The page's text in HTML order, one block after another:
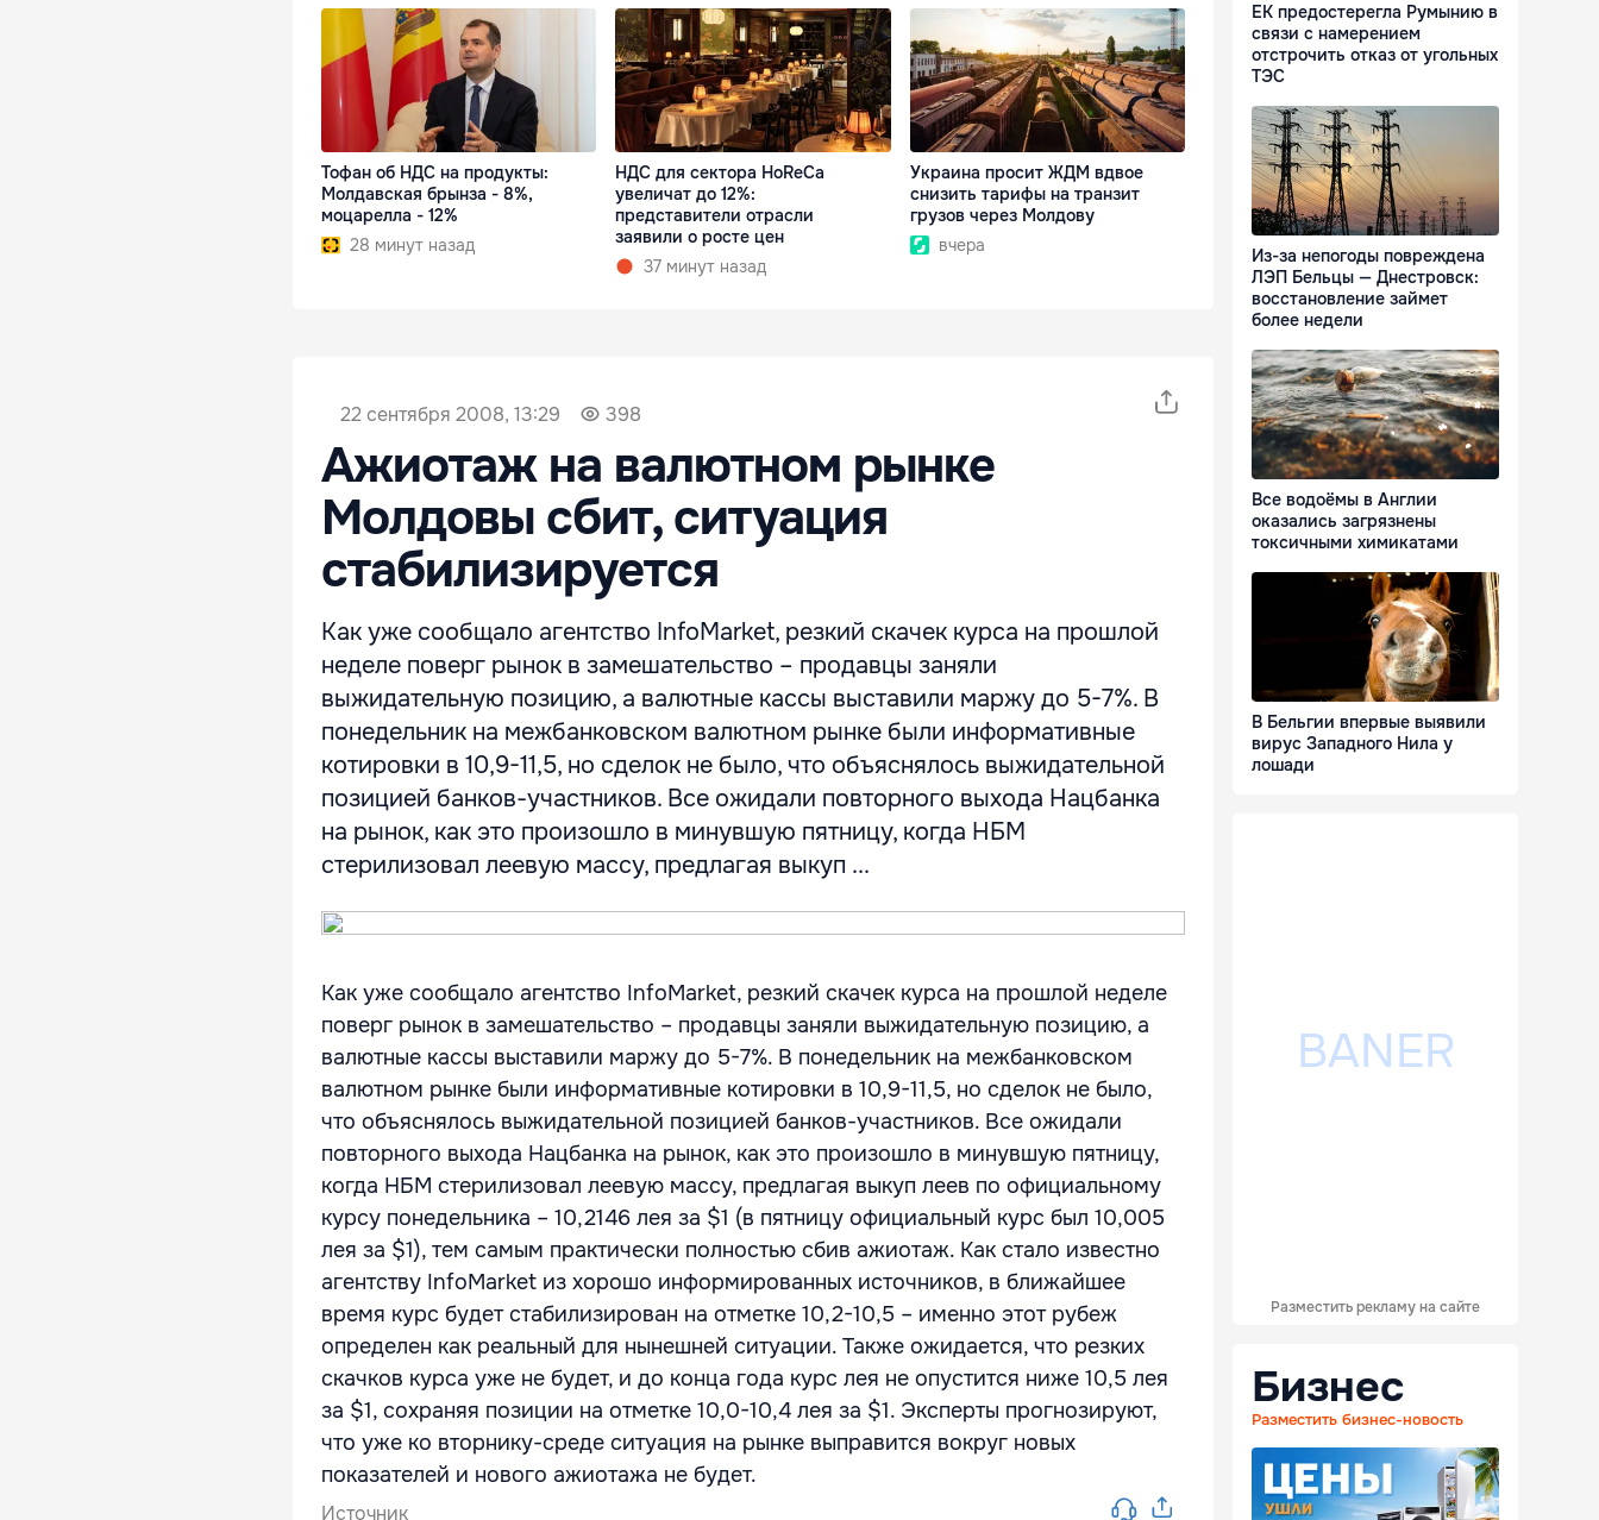
Тофан об НДС на продукты:
Молдавская брынза - 8%,
моцарелла - 12%
28 минут назад
НДС для сектора HoReCa
увеличат до 12%:
представители отрасли
заявили о росте цен
37 минут назад
Украина просит ЖДМ вдвое
снизить тарифы на транзит
грузов через Молдову
вчера
22 сентября 2008, 13:29 398
Ажиотаж на валютном рынке
Молдовы сбит, ситуация
стабилизируется
Как уже сообщало агентство InfoMarket, резкий скачек курса на прошлой
неделе поверг рынок в замешательство – продавцы заняли
выжидательную позицию, а валютные кассы выставили маржу до 5-7%. В
понедельник на межбанковском валютном рынке были информативные
котировки в 10,9-11,5, но сделок не было, что объяснялось выжидательной
позицией банков-участников. Все ожидали повторного выхода Нацбанка
на рынок, как это произошло в минувшую пятницу, когда НБМ
стерилизовал леевую массу, предлагая выкуп ...
Как уже сообщало агентство InfoMarket, резкий скачек курса на прошлой неделе
поверг рынок в замешательство – продавцы заняли выжидательную позицию, а
валютные кассы выставили маржу до 5-7%. В понедельник на межбанковском
валютном рынке были информативные котировки в 10,9-11,5, но сделок не было,
что объяснялось выжидательной позицией банков-участников. Все ожидали
повторного выхода Нацбанка на рынок, как это произошло в минувшую пятницу,
когда НБМ стерилизовал леевую массу, предлагая выкуп леев по официальному
курсу понедельника – 10,2146 лея за $1 (в пятницу официальный курс был 10,005
лея за $1), тем самым практически полностью сбив ажиотаж. Как стало известно
агентству InfoMarket из хорошо информированных источников, в ближайшее
время курс будет стабилизирован на отметке 10,2-10,5 – именно этот рубеж
определен как реальный для нынешней ситуации. Также ожидается, что резких
скачков курса уже не будет, и до конца года курс лея не опустится ниже 10,5 лея
за $1, сохраняя позиции на отметке 10,0-10,4 лея за $1. Эксперты прогнозируют,
что уже ко вторнику-среде ситуация на рынке выправится вокруг новых
показателей и нового ажиотажа не будет.
Источник
ЕК предостерегла Румынию в
связи с намерением
отстрочить отказ от угольных
ТЭС
Из-за непогоды повреждена
ЛЭП Бельцы — Днестровск:
восстановление займет
более недели
Все водоёмы в Англии
оказались загрязнены
токсичными химикатами
В Бельгии впервые выявили
вирус Западного Нила у
лошади
Разместить рекламу на сайте
Бизнес
Разместить бизнес-новость